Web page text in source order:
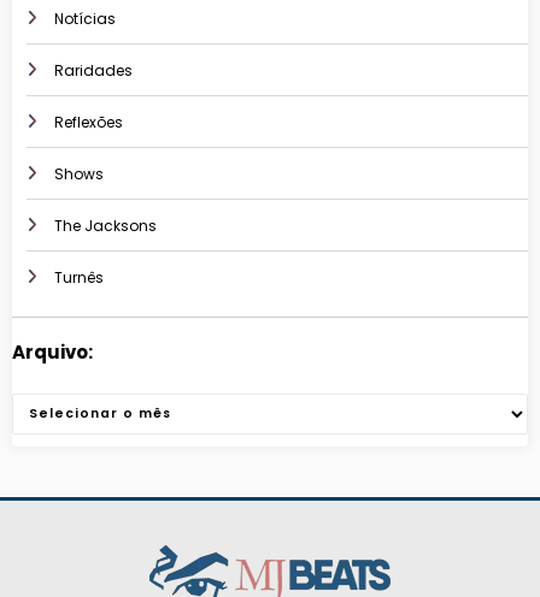
Notícias
Raridades
Reflexões
Shows
The Jacksons
Turnês
Arquivo:
Arquivos